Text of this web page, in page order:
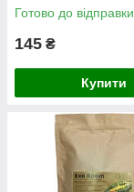
Готово до відправки
145 ₴
Купити